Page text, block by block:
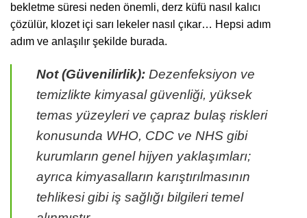
bekletme süresi neden önemli, derz küfü nasıl kalıcı
çözülür, klozet içi sarı lekeler nasıl çıkar… Hepsi adım
adım ve anlaşılır şekilde burada.
Not (Güvenilirlik): Dezenfeksiyon ve
temizlikte kimyasal güvenliği, yüksek
temas yüzeyleri ve çapraz bulaş riskleri
konusunda WHO, CDC ve NHS gibi
kurumların genel hijyen yaklaşımları;
ayrıca kimyasalların karıştırılmasının
tehlikesi gibi iş sağlığı bilgileri temel